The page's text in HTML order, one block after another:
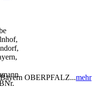
OBERPFALZ...mehr